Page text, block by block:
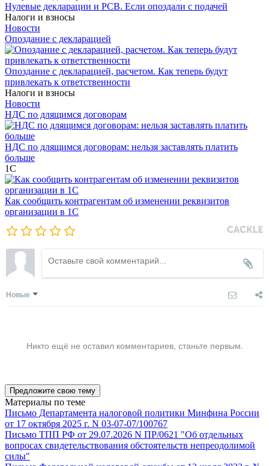
Нулевые декларации и РСВ. Если опоздали с подачей
Налоги и взносы
Новости
Опоздание с декларацией
Опоздание с декларацией, расчетом. Как теперь будут
привлекать к ответственности
Налоги и взносы
Новости
НДС по длящимся договорам
НДС по длящимся договорам: нельзя заставлять платить
больше
1С
Как сообщить контрагентам об изменении реквизитов
организации в 1C
Новые
Никто ещё не оставил комментариев, станьте первым.
Предложите свою тему
Материалы по теме
Письмо Департамента налоговой политики Минфина России
от 17 октября 2025 г. N 03-07-07/100767
Письмо ТПП РФ от 29.07.2026 N ПР/0621 "Об отдельных
вопросах свидетельствования обстоятельств непреодолимой
силы"